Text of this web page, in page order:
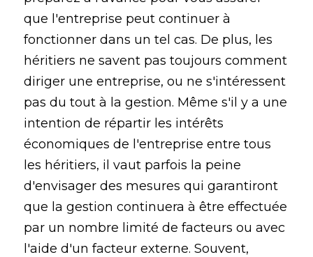
que l'entreprise peut continuer à
fonctionner dans un tel cas. De plus, les
héritiers ne savent pas toujours comment
diriger une entreprise, ou ne s'intéressent
pas du tout à la gestion. Même s'il y a une
intention de répartir les intérêts
économiques de l'entreprise entre tous
les héritiers, il vaut parfois la peine
d'envisager des mesures qui garantiront
que la gestion continuera à être effectuée
par un nombre limité de facteurs ou avec
l'aide d'un facteur externe. Souvent,